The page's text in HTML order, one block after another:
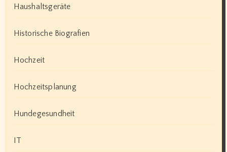
Haushaltsgeräte
Historische Biografien
Hochzeit
Hochzeitsplanung
Hundegesundheit
IT